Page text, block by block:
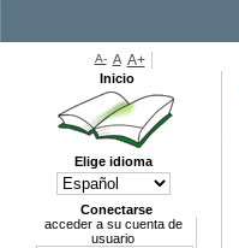
A- A A+
Inicio
Elige idioma
Conectarse
acceder a su cuenta de
usuario